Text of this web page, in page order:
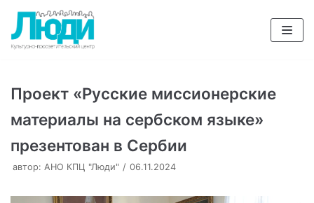
Перейти
к
содержимому
Проект «Русские миссионерские
материалы на сербском языке»
презентован в Сербии
автор: АНО КПЦ "Люди" 06.11.2024